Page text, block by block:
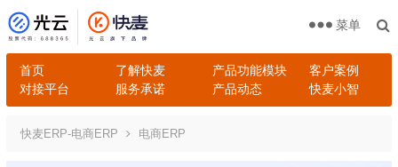
首页 了解快麦 产品功能模块
客户案例
对接平台
服务承诺 产品动态 快麦小智
菜单
快麦ERP-电商ERP 电商ERP